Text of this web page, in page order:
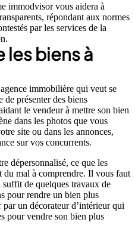
immodvisor vous aidera à
répondant aux normes
par les services de la
les biens à
immobilière qui veut se
présenter des biens
le vendeur à mettre son bien
dans les photos que vous
site ou dans les annonces,
sur vos concurrents.
dépersonnalisé, ce que les
du mal à comprendre. Il vous faut
de quelques travaux de
pour rendre un bien plus
un décorateur d’intérieur qui
pour vendre son bien plus